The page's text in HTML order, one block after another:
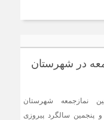
در شهرستان
نمازجمعه شهرستان
پنجمین سالگرد پیروزی